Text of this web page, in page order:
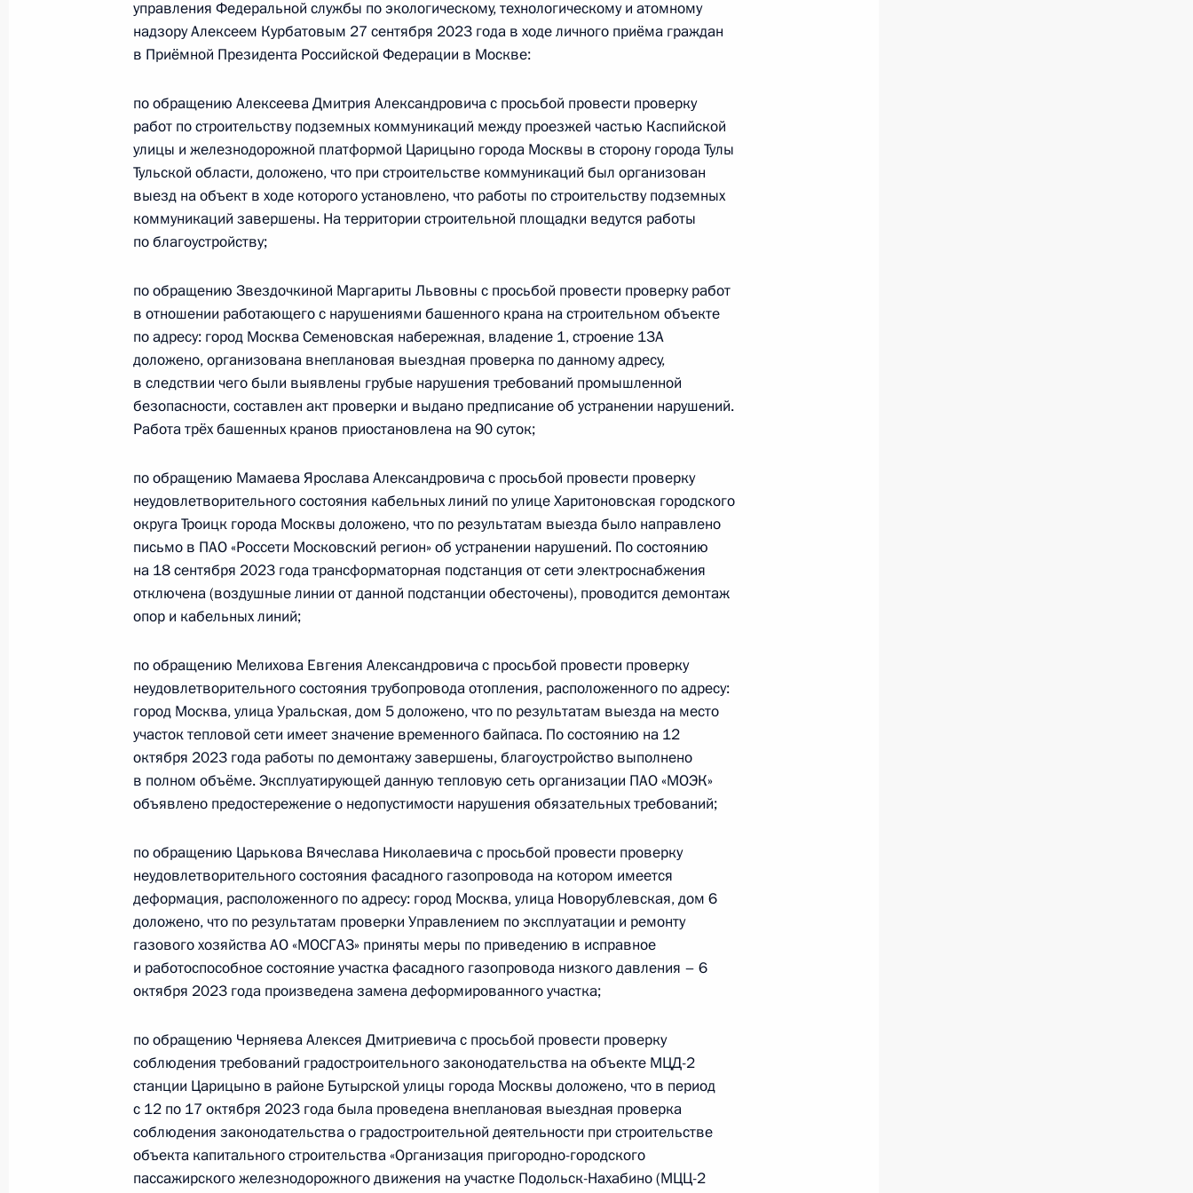
по экологическому, технологическому и атомному надзору Алексеем Курбатовым
в Приёмной Президента Российской Федерации по приёму граждан в Москве 9
26 ноября 2025 года, 16:48
Продлён контроль исполнения поручений, данных по результатам личного приёма,
проведённого по поручению Президента Российской Федерации руководителем
Межрегионального технологического управления Федеральной службы
по экологическому, технологическому и атомному надзору Алексеем Курбатовым
в Приёмной Президента Российской Федерации по приёму граждан в Москве 9
октября 2025 года
26 ноября 2025 года, 16:47
9 октября 2025 года, четверг
руководитель Межрегионального технологического управления Федеральной
службы по экологическому, технологическому и атомному надзору Алексей
Курбатов провёл в Приёмной Президента Российской Федерации по приёму
граждан в Москве личный приём граждан
9 октября 2025 года, 15:54
7 мая 2025 года, среда
Исполнены поручения, данные по результатам личного приёма, проведённого
по поручению Президента Российской Федерации руководителем
Межрегионального технологического управления Федеральной службы
по экологическому, технологическому и атомному надзору Алексеем Курбатовым
в Приёмной Президента Российской Федерации по приёму граждан в Москве
7 мая 2025 года, 15:38
1 апреля 2025 года, вторник
1 апреля 2025 года по поручению Президента Российской Федерации
руководитель Межрегионального технологического управления Федеральной
Курбатов провёл в Приёмной Президента Российской Федерации по приёму
граждан в Москве личный приём граждан
1 апреля 2025 года, 16:41
13 ноября 2024 года, среда
управления Федеральной службы по экологическому, технологическому и атомному
надзору Алексеем Курбатовым 27 сентября 2023 года в ходе личного приёма граждан
в Приёмной Президента Российской Федерации в Москве:
по обращению Алексеева Дмитрия Александровича с просьбой провести проверку
работ по строительству подземных коммуникаций между проезжей частью Каспийской
улицы и железнодорожной платформой Царицыно города Москвы в сторону города Тулы
Тульской области, доложено, что при строительстве коммуникаций был организован
выезд на объект в ходе которого установлено, что работы по строительству подземных
коммуникаций завершены. На территории строительной площадки ведутся работы
по благоустройству;
по обращению Звездочкиной Маргариты Львовны с просьбой провести проверку работ
в отношении работающего с нарушениями башенного крана на строительном объекте
по адресу: город Москва Семеновская набережная, владение 1, строение 13А
доложено, организована внеплановая выездная проверка по данному адресу,
в следствии чего были выявлены грубые нарушения требований промышленной
безопасности, составлен акт проверки и выдано предписание об устранении нарушений.
Работа трёх башенных кранов приостановлена на 90 суток;
по обращению Мамаева Ярослава Александровича с просьбой провести проверку
неудовлетворительного состояния кабельных линий по улице Харитоновская городского
округа Троицк города Москвы доложено, что по результатам выезда было направлено
письмо в ПАО «Россети Московский регион» об устранении нарушений. По состоянию
на 18 сентября 2023 года трансформаторная подстанция от сети электроснабжения
отключена (воздушные линии от данной подстанции обесточены), проводится демонтаж
опор и кабельных линий;
по обращению Мелихова Евгения Александровича с просьбой провести проверку
неудовлетворительного состояния трубопровода отопления, расположенного по адресу:
город Москва, улица Уральская, дом 5 доложено, что по результатам выезда на место
участок тепловой сети имеет значение временного байпаса. По состоянию на 12
октября 2023 года работы по демонтажу завершены, благоустройство выполнено
в полном объёме. Эксплуатирующей данную тепловую сеть организации ПАО «МОЭК»
объявлено предостережение о недопустимости нарушения обязательных требований;
по обращению Царькова Вячеслава Николаевича с просьбой провести проверку
неудовлетворительного состояния фасадного газопровода на котором имеется
деформация, расположенного по адресу: город Москва, улица Новорублевская, дом 6
доложено, что по результатам проверки Управлением по эксплуатации и ремонту
газового хозяйства АО «МОСГАЗ» приняты меры по приведению в исправное
и работоспособное состояние участка фасадного газопровода низкого давления – 6
октября 2023 года произведена замена деформированного участка;
по обращению Черняева Алексея Дмитриевича с просьбой провести проверку
соблюдения требований градостроительного законодательства на объекте МЦД-2
станции Царицыно в районе Бутырской улицы города Москвы доложено, что в период
с 12 по 17 октября 2023 года была проведена внеплановая выездная проверка
соблюдения законодательства о градостроительной деятельности при строительстве
объекта капитального строительства «Организация пригородно-городского
пассажирского железнодорожного движения на участке Подольск-Нахабино (МЦЦ-2